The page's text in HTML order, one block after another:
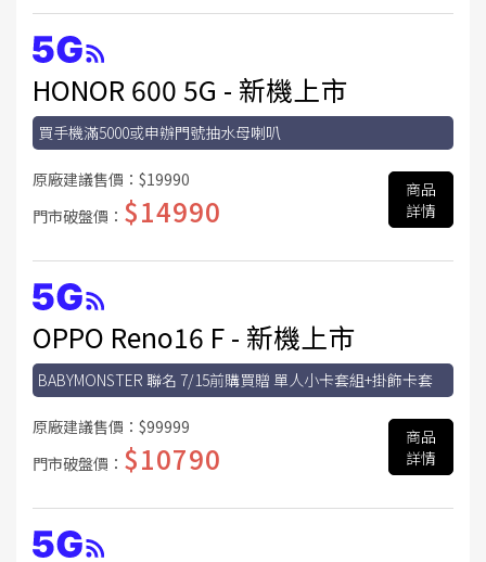
HONOR 600 5G - 新機上市
買手機滿5000或申辦門號抽水母喇叭
原廠建議售價： $19990
門市破盤價： $14990
商品
詳情
OPPO Reno16 F - 新機上市
BABYMONSTER 聯名 7/15前購買贈 單人小卡套組+掛飾卡套
原廠建議售價： $99999
門市破盤價： $10790
商品
詳情